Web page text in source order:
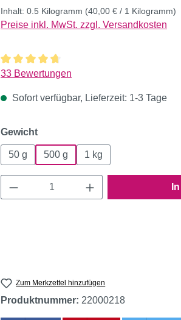
Inhalt: 0.5 Kilogramm (40,00 € / 1 Kilogramm)
Preise inkl. MwSt. zzgl. Versandkosten
Durchschnittliche Bewertung von 4.79 von
33 Bewertungen
Sofort verfügbar, Lieferzeit: 1-3 Tage
Gewichtauswählen
50 g 500 g 1 kg
Produkt Anzahl: Gib den
Zum Merkzettel hinzufügen
Produktnummer: 22000218